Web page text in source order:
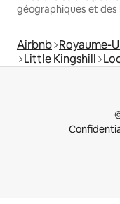
géographiques et des
Airbnb Royaume-
Little Kingshill